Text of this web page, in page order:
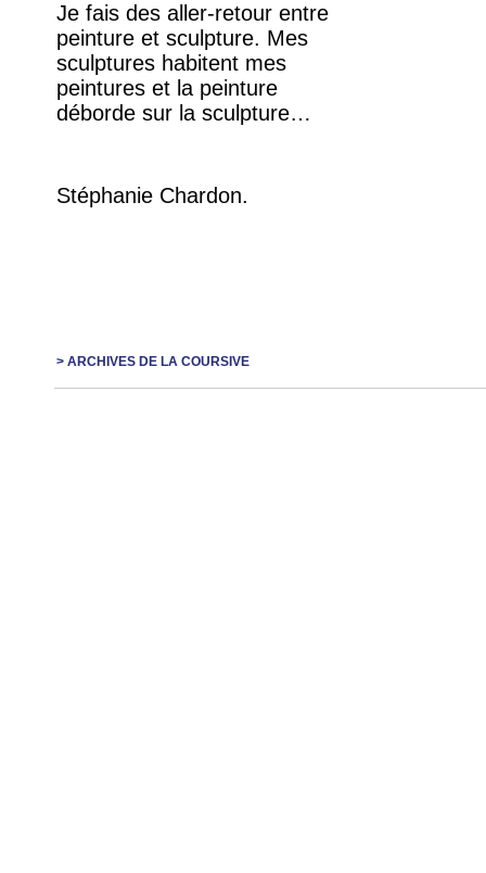
Je fais des aller-retour entre
peinture et sculpture. Mes
sculptures habitent mes
peintures et la peinture
déborde sur la sculpture…
Stéphanie Chardon.
> ARCHIVES DE LA COURSIVE